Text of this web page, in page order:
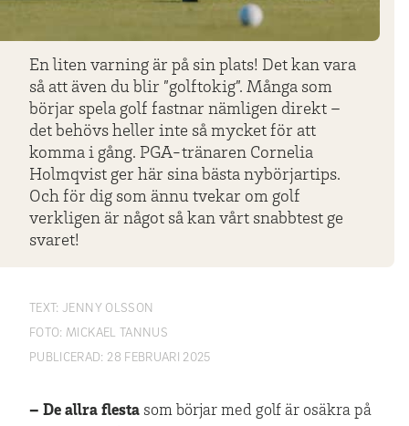
En liten varning är på sin plats! Det kan vara
så att även du blir ”golftokig”. Många som
börjar spela golf fastnar nämligen direkt –
det behövs heller inte så mycket för att
komma i gång. PGA-tränaren Cornelia
Holmqvist ger här sina bästa nybörjartips.
Och för dig som ännu tvekar om golf
verkligen är något så kan vårt snabbtest ge
svaret!
TEXT:JENNY OLSSON
FOTO: MICKAEL TANNUS
PUBLICERAD: 28 FEBRUARI 2025
– De allra flesta som börjar med golf är osäkra på